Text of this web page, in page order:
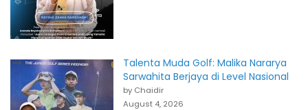
Talenta Muda Golf: Malika Nararya
Sarwahita Berjaya di Level Nasional
by Chaidir
August 4, 2026